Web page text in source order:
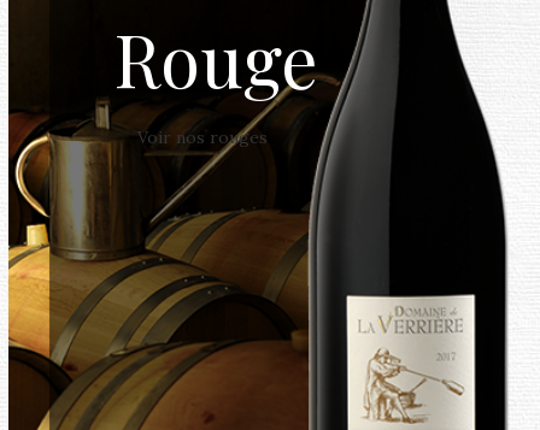
Rouge
Voir nos rouges